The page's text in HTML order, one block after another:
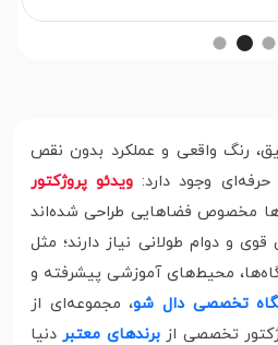
رنگ واقعی و عملکرد بدون نقص
وجود دارد: ویدئو پروژکتور
مخصوص فضاهایی طراحی شده‌اند
و دوام طولانی نیاز دارند؛ مثل
محیط‌های آموزشی پیشرفته و
تخصصی دال شو، مجموعه‌ای از
تخصصی ازبرندهای معتبردنیا